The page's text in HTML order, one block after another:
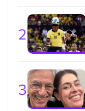
2
3